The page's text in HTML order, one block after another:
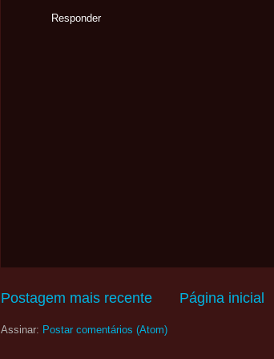
Responder
Postagem mais recente Página inicial
Assinar: Postar comentários (Atom)